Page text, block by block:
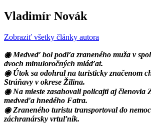
Vladimír Novák
Zobraziť všetky články autora
◉ Medveď bol podľa zraneného muža v
dvoch minuloročných mláďat.
◉ Útok sa odohral na turisticky značenom
Stráňavy v okrese Žilina.
◉ Na mieste zasahovali policajti aj členovia
medveďa hnedého Fatra.
◉ Zraneného turistu transportoval do
záchranársky vrtuľník.